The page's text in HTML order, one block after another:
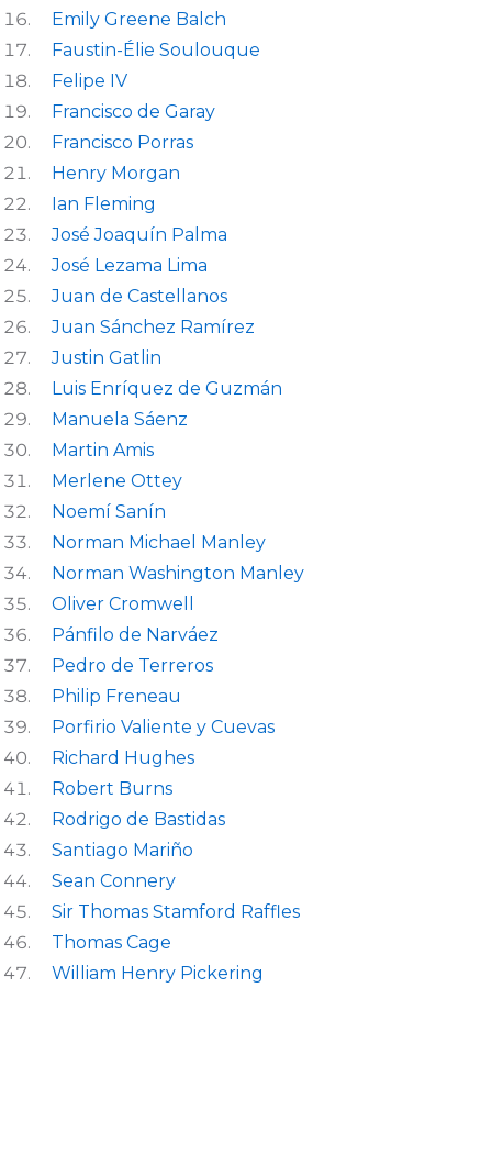
Emily Greene Balch
Faustin-Élie Soulouque
Felipe IV
Francisco de Garay
Francisco Porras
Henry Morgan
Ian Fleming
José Joaquín Palma
José Lezama Lima
Juan de Castellanos
Juan Sánchez Ramírez
Justin Gatlin
Luis Enríquez de Guzmán
Manuela Sáenz
Martin Amis
Merlene Ottey
Noemí Sanín
Norman Michael Manley
Norman Washington Manley
Oliver Cromwell
Pánfilo de Narváez
Pedro de Terreros
Philip Freneau
Porfirio Valiente y Cuevas
Richard Hughes
Robert Burns
Rodrigo de Bastidas
Santiago Mariño
Sean Connery
Sir Thomas Stamford Raffles
Thomas Cage
William Henry Pickering